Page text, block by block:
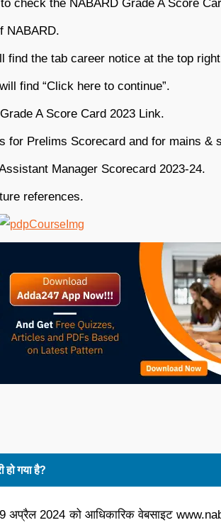
check the NABARD Grade A Score
NABARD.
find the tab career notice at the top
find “Click here to continue”.
A Score Card 2023 Link.
for Prelims Scorecard and for mains &
Manager Scorecard 2023-24.
references.
हो गया है?
अप्रैल 2024 को आधिकारिक वेबसाइट